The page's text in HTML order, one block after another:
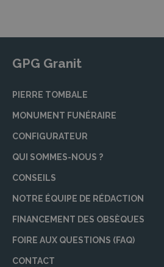
GPG Granit
PIERRE TOMBALE
MONUMENT FUNÉRAIRE
CONFIGURATEUR
QUI SOMMES-NOUS ?
CONSEILS
NOTRE ÉQUIPE DE RÉDACTION
FINANCEMENT DES OBSÈQUES
FOIRE AUX QUESTIONS (FAQ)
CONTACT